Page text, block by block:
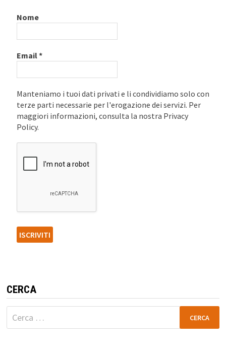
Nome
Email*
Manteniamo i tuoi dati privati e li condividiamo solo con
terze parti necessarie per l'erogazione dei servizi. Per
maggiori informazioni, consulta la nostra Privacy
Policy.
CERCA
Ricerca
per: